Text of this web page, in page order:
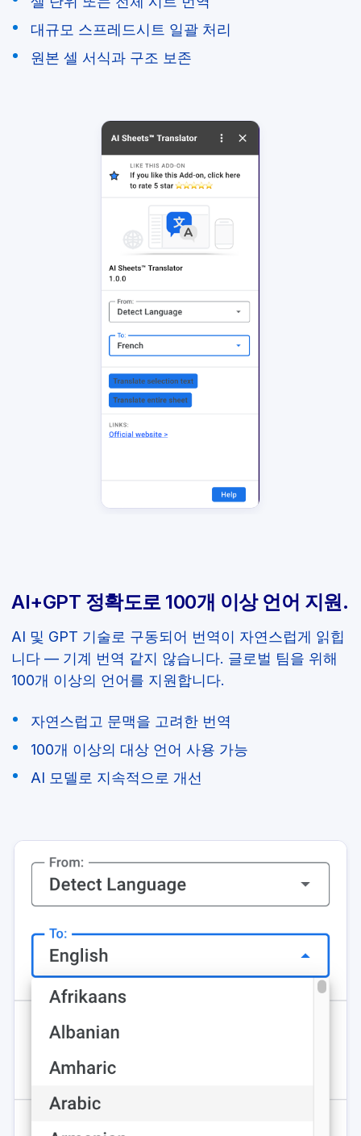
대규모 스프레드시트 일괄 처리
원본 셀 서식과 구조 보존
AI+GPT 정확도로 100개 이상 언어 지원.
AI 및 GPT 기술로 구동되어 번역이 자연스럽게 읽힙
니다 — 기계 번역 같지 않습니다. 글로벌 팀을 위해
100개 이상의 언어를 지원합니다.
자연스럽고 문맥을 고려한 번역
100개 이상의 대상 언어 사용 가능
AI 모델로 지속적으로 개선